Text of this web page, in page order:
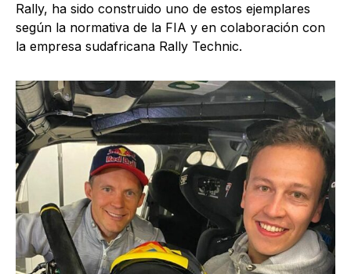
Rally, ha sido construido uno de estos ejemplares
según la normativa de la FIA y en colaboración con
la empresa sudafricana Rally Technic.